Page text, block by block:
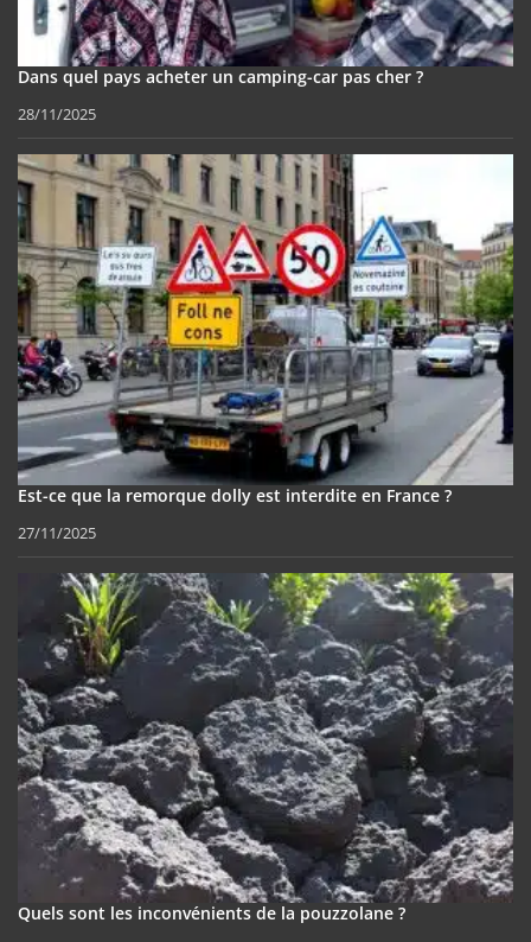
Dans quel pays acheter un camping-car pas cher ?
28/11/2025
Est-ce que la remorque dolly est interdite en France ?
27/11/2025
Quels sont les inconvénients de la pouzzolane ?